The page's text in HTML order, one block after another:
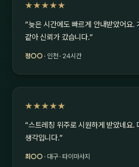
★★★★★
“늦은 시간에도 빠르게 안내받았어요.
같아 신뢰가 갔습니다.”
정○○ · 인천 · 24시간
★★★★★
“스트레칭 위주로 시원하게 받았네요.
생각입니다.”
최○○ · 대구 · 타이마사지